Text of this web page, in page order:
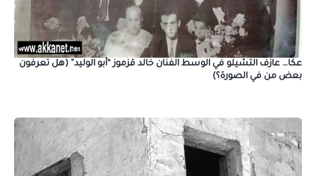
عكا… عازف التشيلو في الوسط الفنان خالد قزموز “أبو الوليد” (هل تعرفون
بعض من في الصورة؟)